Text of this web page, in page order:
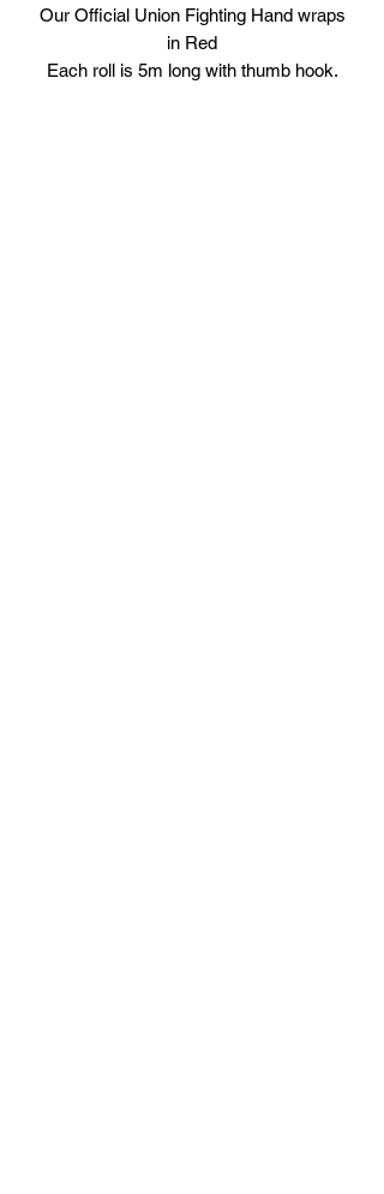
Our Official Union Fighting Hand wraps
in Red
Each roll is 5m long with thumb hook.